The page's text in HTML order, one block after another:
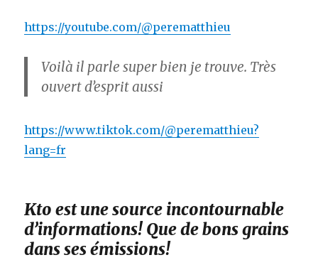
https://youtube.com/@perematthieu
Voilà il parle super bien je trouve. Très
ouvert d’esprit aussi
https://www.tiktok.com/@perematthieu?
lang=fr
Kto est une source incontournable
d’informations! Que de bons grains
dans ses émissions!